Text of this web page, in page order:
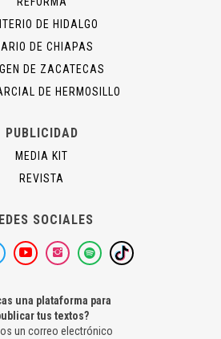
DE HIDALGO
DE CHIAPAS
DE ZACATECAS
DE HERMOSILLO
PUBLICIDAD
MEDIA KIT
REVISTA
SOCIALES
una plataforma para
tus textos?
un correo electrónico